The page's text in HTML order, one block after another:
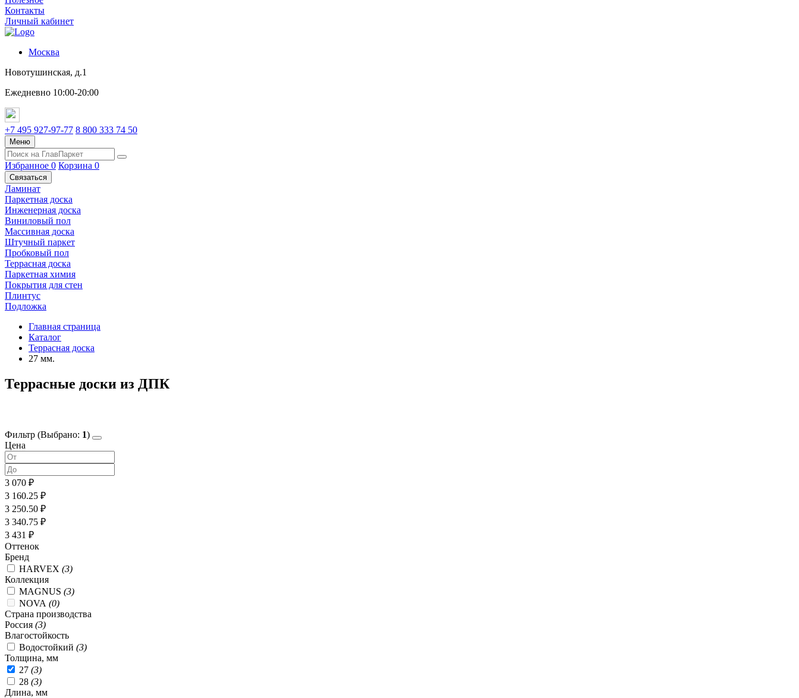
Контакты
Личный кабинет
Москва
Новотушинская, д.1
Ежедневно 10:00-20:00
+7 495 927-97-77 8 800 333 74 50
Меню
Избранное 0 Корзина 0
Связаться
Ламинат
Паркетная доска
Инженерная доска
Виниловый пол
Массивная доска
Штучный паркет
Пробковый пол
Террасная доска
Паркетная химия
Покрытия для стен
Плинтус
Подложка
Главная страница
Каталог
Террасная доска
27 мм.
Террасные доски из ДПК
Фильтр (Выбрано: 1)
Цена
3 070 ₽
3 160.25 ₽
3 250.50 ₽
3 340.75 ₽
3 431 ₽
Оттенок
Бренд
HARVEX (3)
Коллекция
MAGNUS (3)
NOVA (0)
Страна производства
Россия (3)
Влагостойкость
Водостойкий (3)
Толщина, мм
27 (3)
28 (3)
Длина, мм